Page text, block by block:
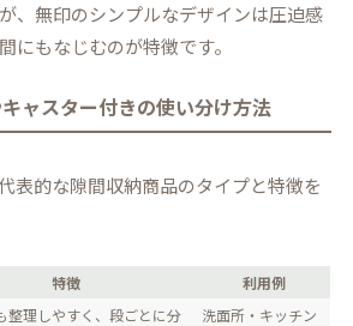
、無印のシンプルなデザインは圧迫感
にもなじむのが特徴です。
ャスター付きの使い分け方法
表的な隙間収納商品のタイプと特徴を
特徴
利用例
整理しやすく、段ごとに分 洗面所・キッチン